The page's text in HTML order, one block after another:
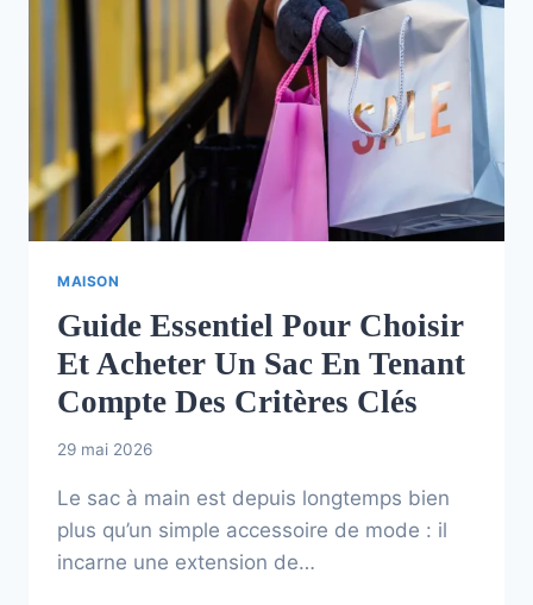
MAISON
Guide Essentiel Pour Choisir
Et Acheter Un Sac En Tenant
Compte Des Critères Clés
29 mai 2026
Le sac à main est depuis longtemps bien
plus qu’un simple accessoire de mode : il
incarne une extension de…